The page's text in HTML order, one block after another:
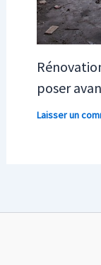
poser
Laisser un